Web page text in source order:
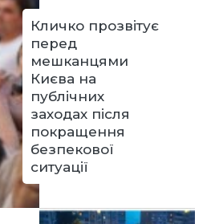
Кличко прозвітує
перед
мешканцями
Києва на
публічних
заходах після
покращення
безпекової
ситуації